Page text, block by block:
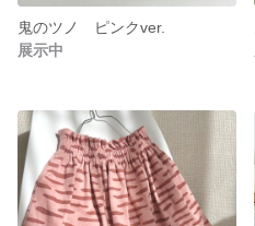
鬼のツノ ピンクver.
展示中